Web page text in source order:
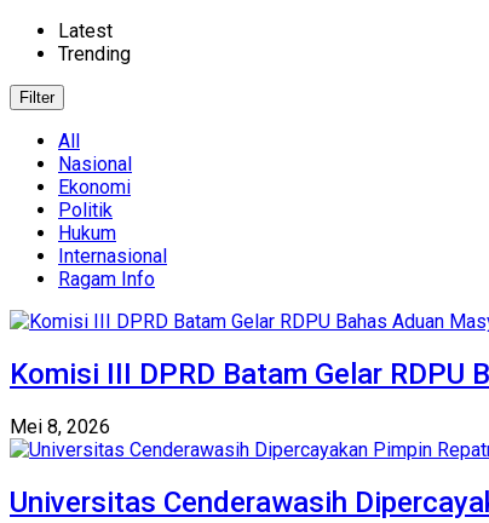
Latest
Trending
Filter
All
Nasional
Ekonomi
Politik
Hukum
Internasional
Ragam Info
Komisi III DPRD Batam Gelar
Mei 8, 2026
Universitas Cenderawasih